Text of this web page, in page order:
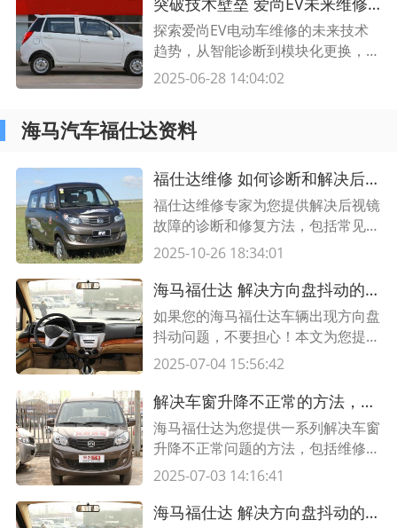
探索爱尚EV电动车维修的未来技术
趋势，从智能诊断到模块化更换，本
文详解5大创新解决方案，助您抢占
2025-06-28 14:04:02
海马汽车福仕达资料
福仕达维修 如何诊断和解决后视镜故障？
福仕达维修专家为您提供解决后视镜
故障的诊断和修复方法，包括常见问
题的解决方案和维修指导。了解如何
安全行驶。
2025-10-26 18:34:01
海马福仕达 解决方向盘抖动的诊断与修复，让您的驾驶更平稳舒适
如果您的海马福仕达车辆出现方向盘
抖动问题，不要担心！本文为您提供
了一些有效的诊断和修复方法，让您
读本文。
2025-07-04 15:56:42
解决车窗升降不正常的方法，海马福仕达专业解决方案
海马福仕达为您提供一系列解决车窗
升降不正常问题的方法，包括维修，
更换零件等。海马福仕达为您提供专
2025-07-03 14:16:41
海马福仕达 解决方向盘抖动的诊断与修复，让您的驾驶更平稳舒适